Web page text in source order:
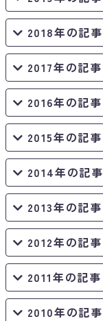
2018年の記事
2017年の記事
2016年の記事
2015年の記事
2014年の記事
2013年の記事
2012年の記事
2011年の記事
2010年の記事